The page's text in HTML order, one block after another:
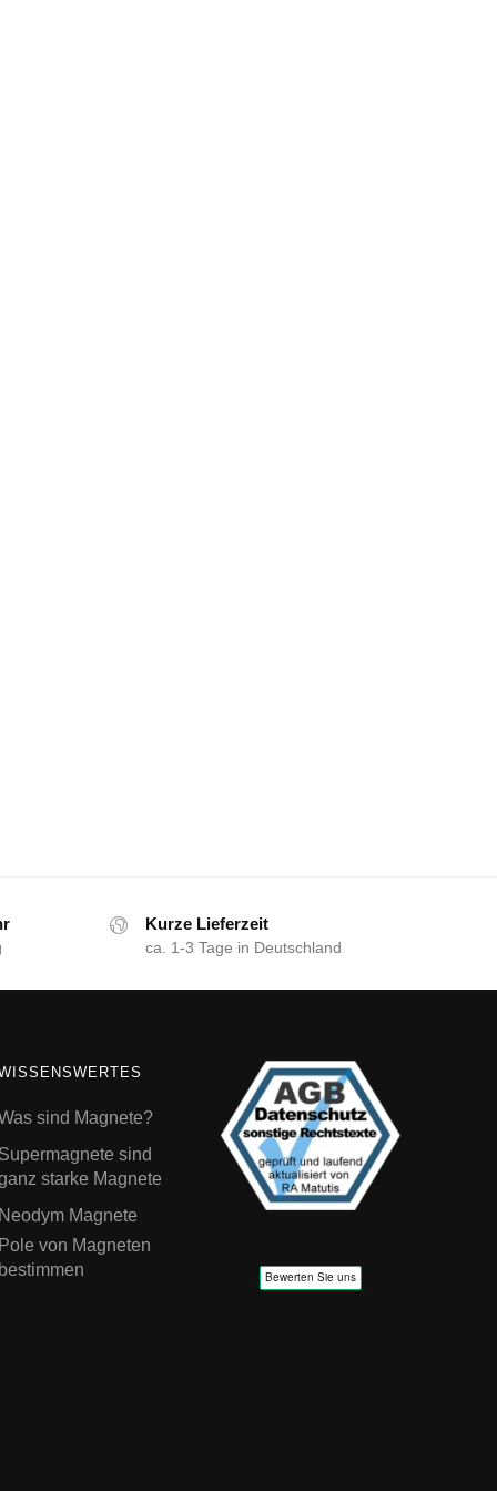
Kurze Lieferzeit
ca. 1-3 Tage in Deutschland
sind Magnete?
sind
starke Magnete
Magnete
von Magneten